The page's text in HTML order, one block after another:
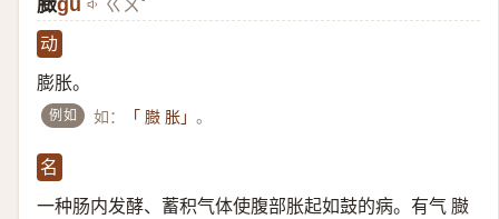
臌gǔ ㄍㄨˇ
动
膨胀。
例如 如： 「 臌 胀」。
名
一种肠内发酵、蓄积气体使腹部胀起如鼓的病。有气 臌